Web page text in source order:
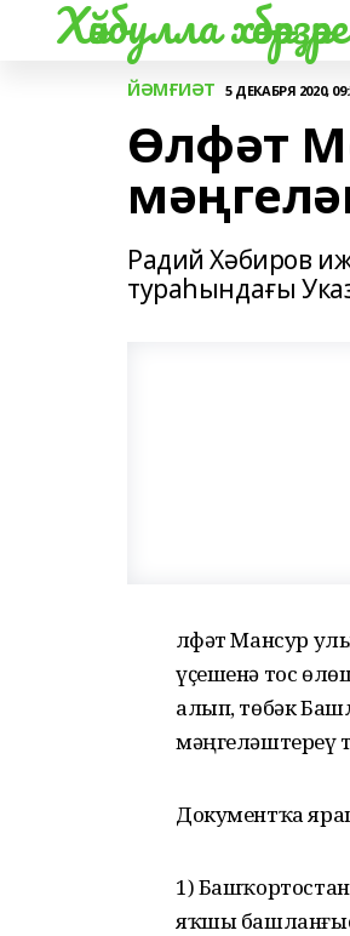
Хәйбулла хәбәрҙәре
ЙӘМҒИӘТ 5 ДЕКАБРЯ 2020,
Өлфәт
Радий Хәбиров
тураһындағы
Өлфәт Мансур
үҫешенә тос
алып, төбәк
мәңгеләштереү
Документҡа
1)
яҡшы